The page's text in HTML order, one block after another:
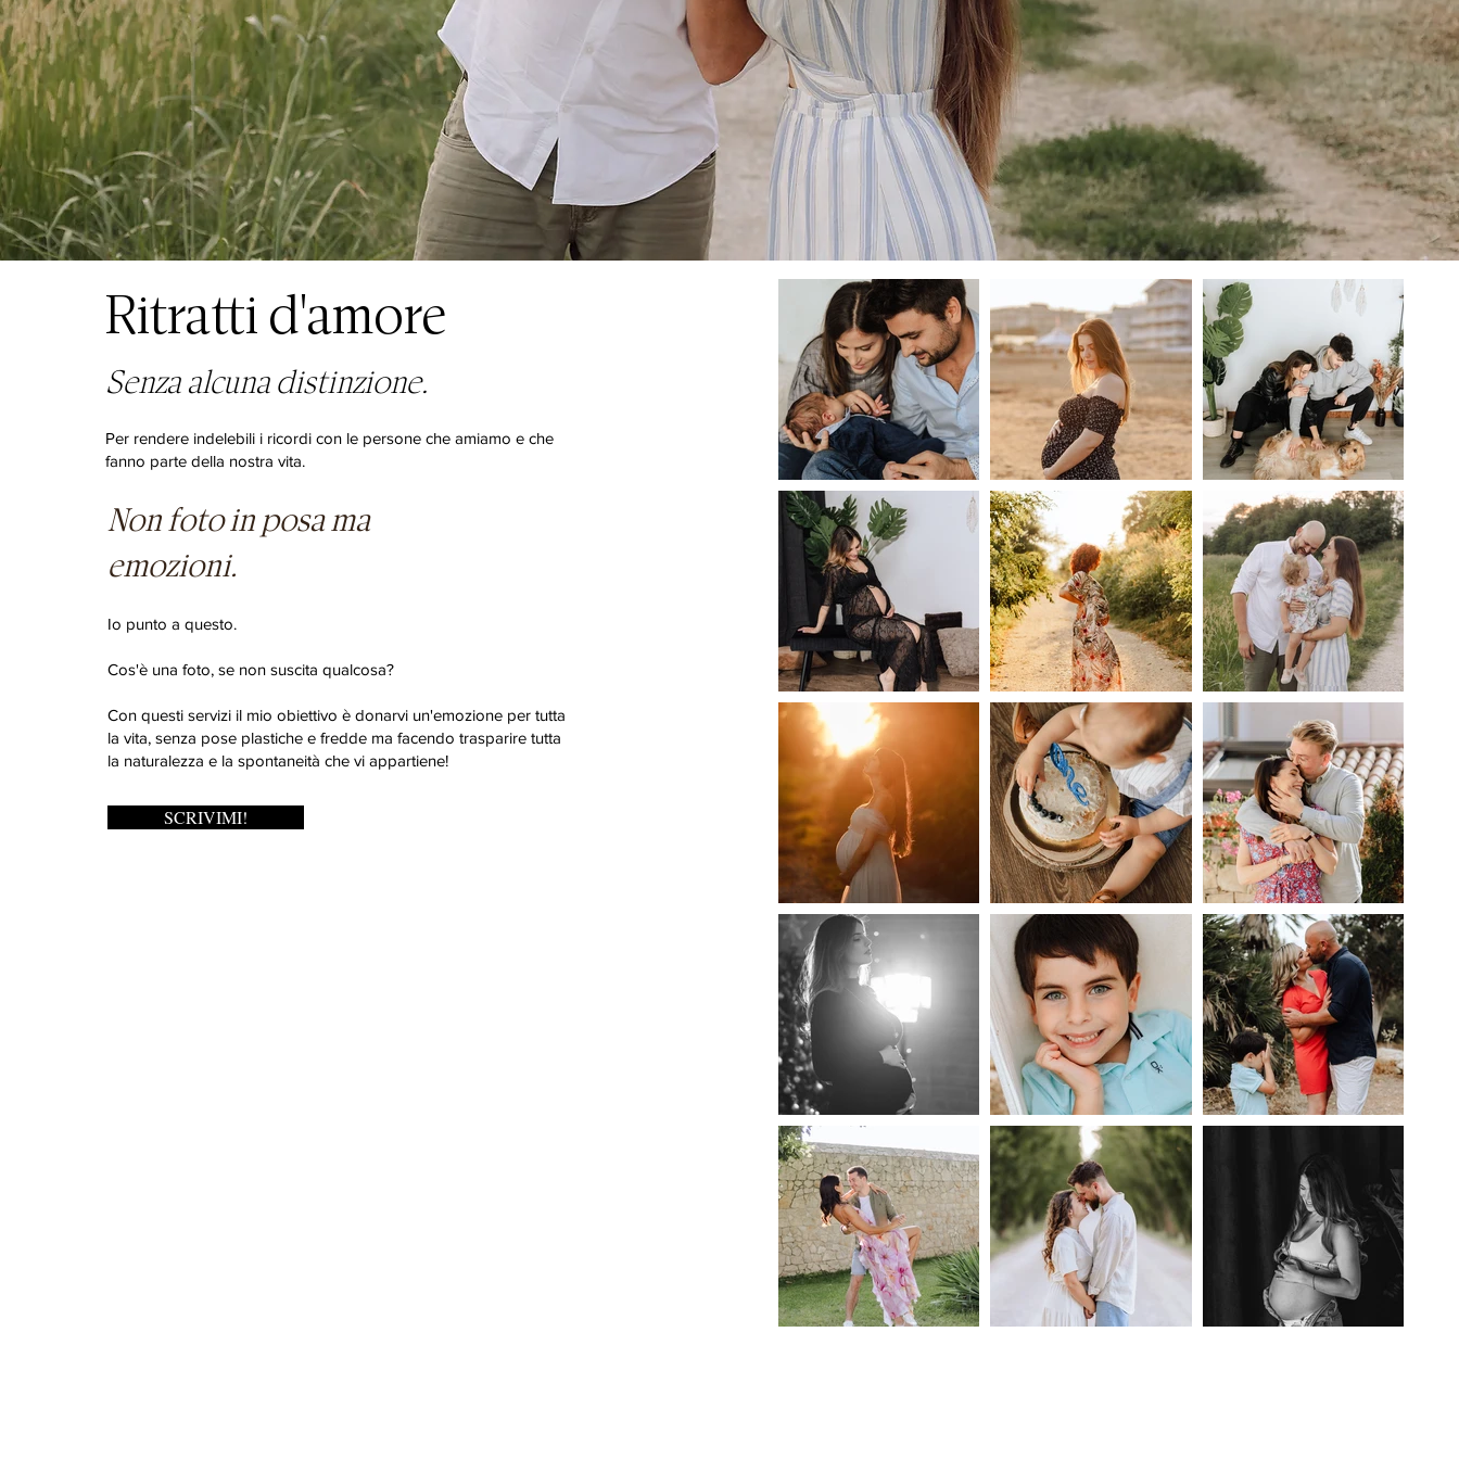
Ritratti d'amore
Senza alcuna distinzione.
Per rendere indelebili i ricordi con le persone che amiamo e che
fanno parte della nostra vita.
Non foto in posa ma
emozioni.
Io punto a questo.
Cos'è una foto, se non suscita qualcosa?
Con questi servizi il mio obiettivo è donarvi un'emozione per tutta
la vita, senza pose plastiche e fredde ma facendo trasparire tutta
la naturalezza e la spontaneità che vi appartiene!
SCRIVIMI!